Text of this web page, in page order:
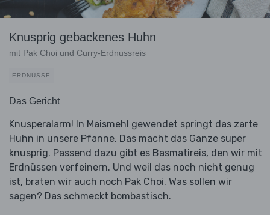
Knusprig gebackenes Huhn
mit Pak Choi und Curry-Erdnussreis
ERDNÜSSE
Das Gericht
Knusperalarm! In Maismehl gewendet springt das zarte
Huhn in unsere Pfanne. Das macht das Ganze super
knusprig. Passend dazu gibt es Basmatireis, den wir mit
Erdnüssen verfeinern. Und weil das noch nicht genug
ist, braten wir auch noch Pak Choi. Was sollen wir
sagen? Das schmeckt bombastisch.